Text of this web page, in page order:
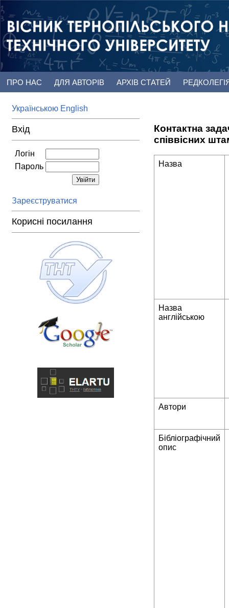
ПРО НАС ДЛЯ АВТОРІВ АРХІВ СТАТЕЙ
Українською English
Вхід
Логін
Пароль
Зареєструватися
Корисні посилання
Контактна
співвісних
Назва
Назва
англійською
Автори
Бібліографічний
опис